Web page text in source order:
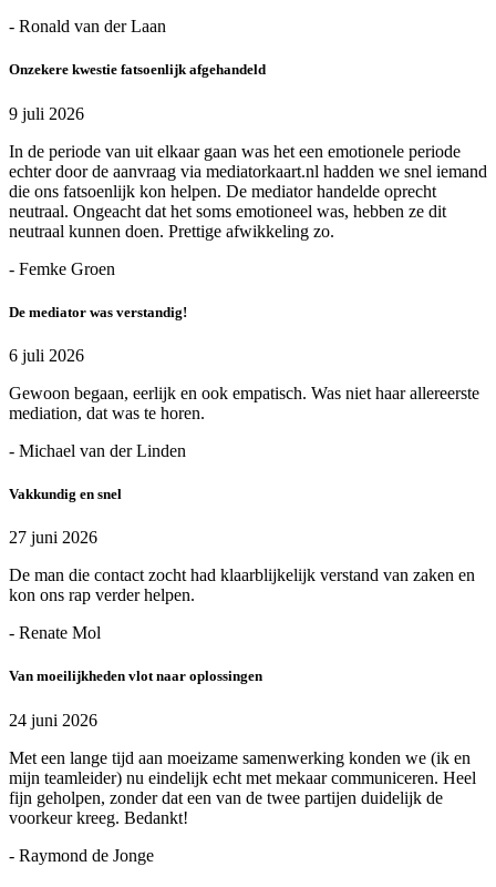
- Ronald van der Laan
Onzekere kwestie fatsoenlijk afgehandeld
9 juli 2026
In de periode van uit elkaar gaan was het een emotionele periode
echter door de aanvraag via mediatorkaart.nl hadden we snel iemand
die ons fatsoenlijk kon helpen. De mediator handelde oprecht
neutraal. Ongeacht dat het soms emotioneel was, hebben ze dit
neutraal kunnen doen. Prettige afwikkeling zo.
- Femke Groen
De mediator was verstandig!
6 juli 2026
Gewoon begaan, eerlijk en ook empatisch. Was niet haar allereerste
mediation, dat was te horen.
- Michael van der Linden
Vakkundig en snel
27 juni 2026
De man die contact zocht had klaarblijkelijk verstand van zaken en
kon ons rap verder helpen.
- Renate Mol
Van moeilijkheden vlot naar oplossingen
24 juni 2026
Met een lange tijd aan moeizame samenwerking konden we (ik en
mijn teamleider) nu eindelijk echt met mekaar communiceren. Heel
fijn geholpen, zonder dat een van de twee partijen duidelijk de
voorkeur kreeg. Bedankt!
- Raymond de Jonge